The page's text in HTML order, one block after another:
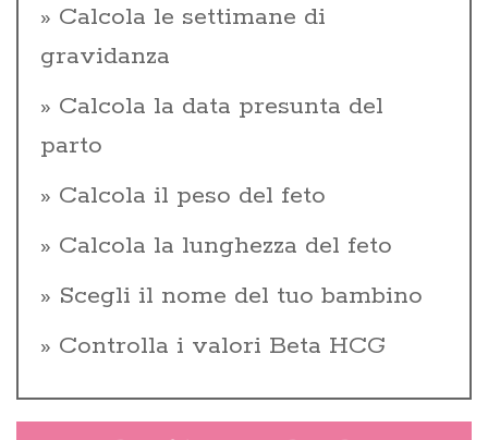
Calcola le settimane di
gravidanza
Calcola la data presunta del
parto
Calcola il peso del feto
Calcola la lunghezza del feto
Scegli il nome del tuo bambino
Controlla i valori Beta HCG